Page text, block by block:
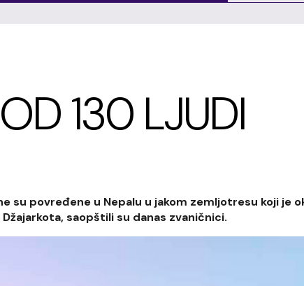
130 LJUDI
su povređene u Nepalu u jakom zemljotresu koji je
saopštili su danas zvaničnici.